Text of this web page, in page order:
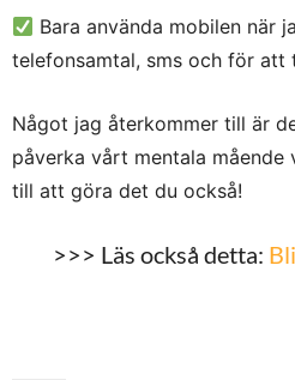
Bara använda mobilen när
telefonsamtal, sms och för att
Något jag återkommer till är
påverka vårt mentala
till att göra det du också!
>>> Läs också detta: